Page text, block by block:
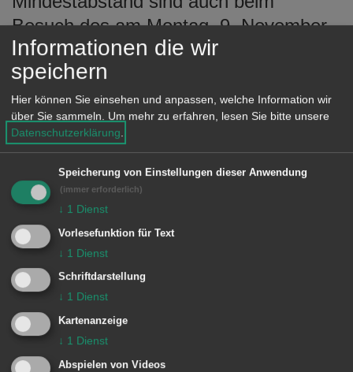
Besuch des am Montag, 9. November
2020 stattfindenden traditionellen
Krämermarktes in der Aalener
Innenstadt einzuhalten.
Um den geltenden Abstandsregelungen
der Landesregierung nach der Corona-
Verordnung gerecht zu werden, sind
die Marktstände jeweils einseitig
aufgebaut. Auch auf dem
Rathausvorplatz sind Stände zu finden.
Die Besucher*innen des Marktes
werden gebeten aufeinander Rücksicht
zu nehmen und den Mindestabstand
einzuhalten.
Informationen die wir
speichern
Hier können Sie einsehen und anpassen, welche Information wir
über Sie sammeln.
Um mehr zu erfahren, lesen Sie bitte unsere
Datenschutzerklärung
Speicherung von Einstellungen dieser Anwendung
(immer erforderlich)
↓ 1 Dienst
Vorlesefunktion für Text
↓ 1 Dienst
Schriftdarstellung
↓ 1 Dienst
Kartenanzeige
↓ 1 Dienst
Abspielen von Videos